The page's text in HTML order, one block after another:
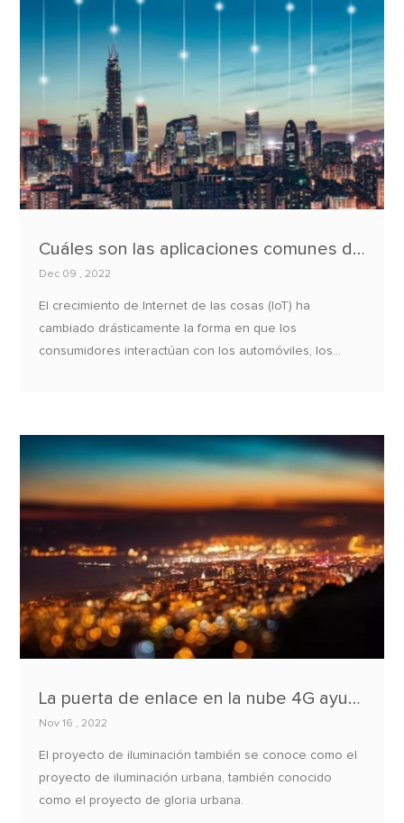
que otra plataforma de comunicación LoRa puede
proporcionar eficiencia energética y simplificar la
instalación.
Cuáles son las aplicaciones comunes del Internet de las cosas?
Dec 09 , 2022
El crecimiento de Internet de las cosas (IoT) ha
cambiado drásticamente la forma en que los
consumidores interactúan con los automóviles, los
(IIoT) toma la tecnología IoT y la aplica directamente a
los problemas industriales, aumentando la eficiencia y la
productividad en el proceso.
La puerta de enlace en la nube 4G ayuda al proyecto de iluminación urbana
Nov 16 , 2022
El proyecto de iluminación también se conoce como el
proyecto de iluminación urbana, también conocido
como el proyecto de gloria urbana.